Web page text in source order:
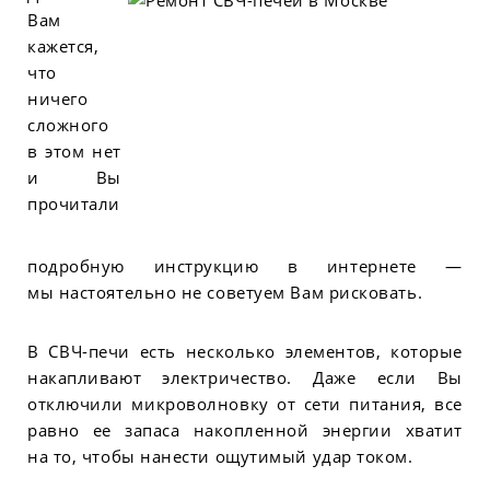
Вам
кажется,
что
ничего
сложного
в этом нет
и Вы
прочитали
подробную инструкцию в интернете —
мы настоятельно не советуем Вам рисковать.
В СВЧ-печи есть несколько элементов, которые
накапливают электричество. Даже если Вы
отключили микроволновку от сети питания, все
равно ее запаса накопленной энергии хватит
на то, чтобы нанести ощутимый удар током.